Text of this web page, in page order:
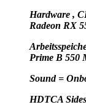
Hardware ,
Radeon RX
Prime B 550
Sound =
HDTCA